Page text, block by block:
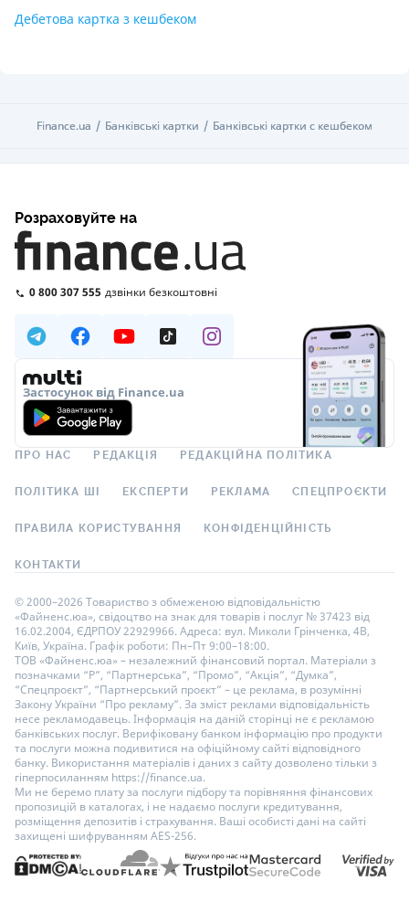
Дебетова картка з кешбеком
Finance.ua Банківські картки Банківські картки c кешбеком
Finance.ua Банківські картки Банківські картки c кешбеком
Розраховуйте на
0 800 307 555 дзвінки безкоштовні
Застосунок від Finance.ua
ПРО НАС РЕДАКЦІЯ РЕДАКЦІЙНА ПОЛІТИКА
ПОЛІТИКА ШІ ЕКСПЕРТИ РЕКЛАМА СПЕЦПРОЄКТИ
ПРАВИЛА КОРИСТУВАННЯ КОНФІДЕНЦІЙНІСТЬ
КОНТАКТИ
© 2000–2026 Товариство з обмеженою відповідальністю
«Файненс.юа», свідоцтво на знак для товарів і послуг № 37423 від
16.02.2004, ЄДРПОУ 22929966. Адреса: вул. Миколи Грінченка, 4В,
Київ, Україна. Графік роботи: Пн–Пт 9:00–18:00.
ТОВ «Файненс.юа» – незалежний фінансовий портал. Матеріали з
позначками “Р”, “Партнерська”, “Промо”, “Акція”, “Думка”,
“Спецпроєкт”, “Партнерський проєкт” – це реклама, в розумінні
Закону України “Про рекламу”. За зміст реклами відповідальність
несе рекламодавець. Інформація на даній сторінці не є рекламою
банківських послуг. Верифіковану банком інформацію про продукти
та послуги можна подивитися на офіційному сайті відповідного
банку. Використання матеріалів і даних з сайту дозволено тільки з
гіперпосиланням https://finance.ua.
Ми не беремо плату за послуги підбору та порівняння фінансових
пропозицій в каталогах, і не надаємо послуги кредитування,
розміщення депозитів і страхування. Ваші особисті дані на сайті
захищені шифруванням AES-256.